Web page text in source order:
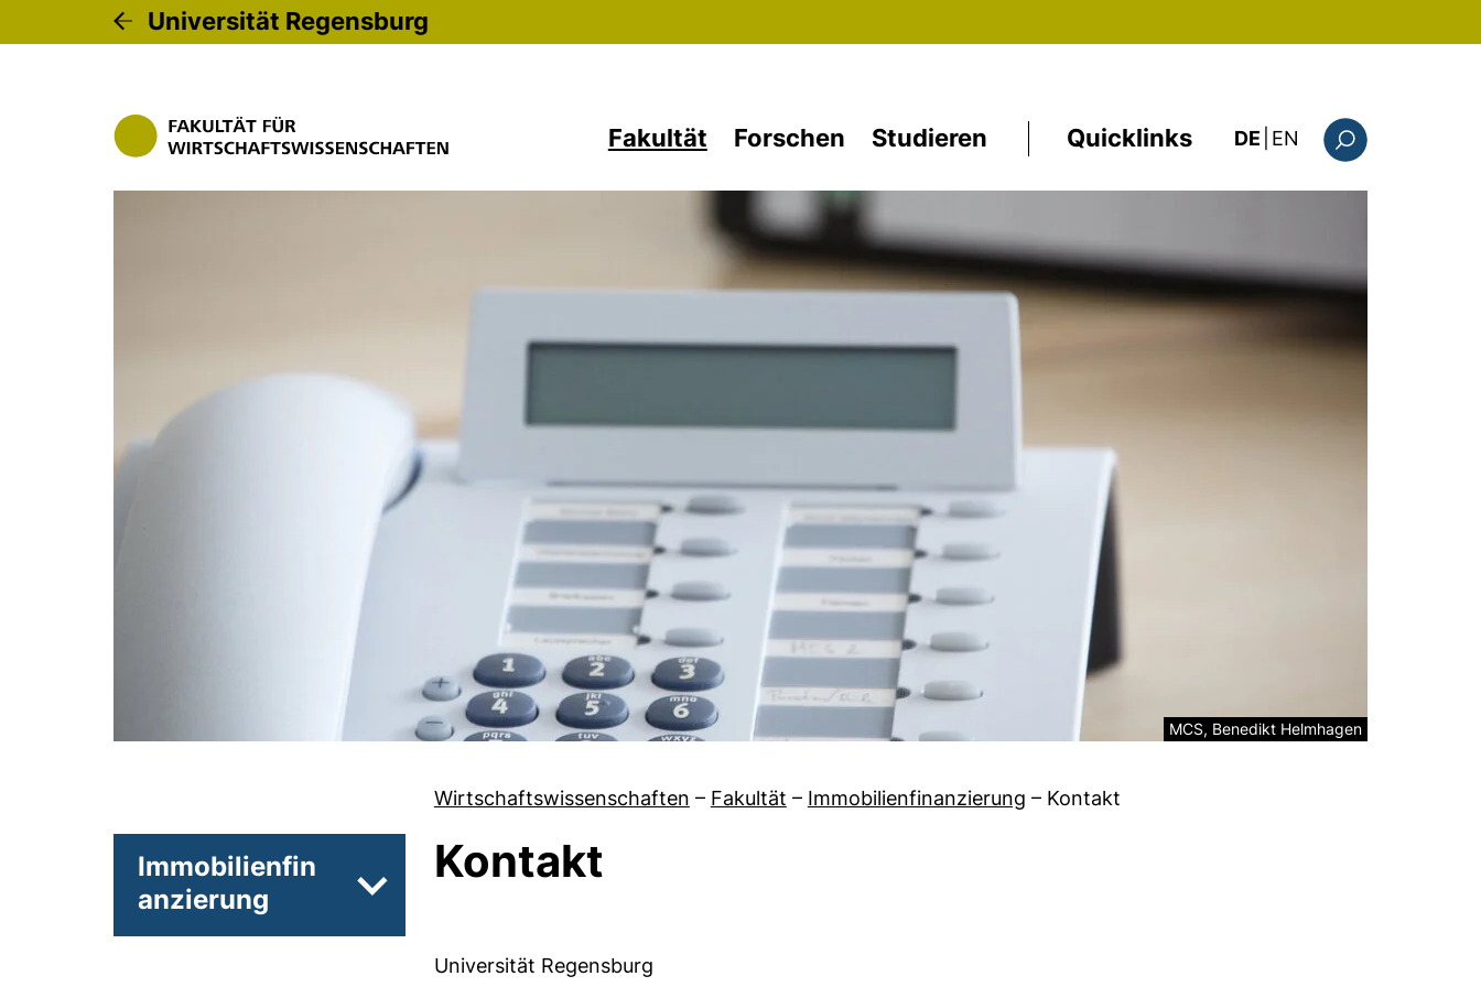
Universität Regensburg
Fakultät Forschen Studieren Quicklinks DE EN : this page in
Rechtliche Information zum dekorativen
MCS, Benedikt Helmhagen
Wirtschaftswissenschaften – Fakultät – Immobilienfinanzierung – Kontakt
Immobilienfin
anzierung
Unterseiten von Team
Kontakt
Universität Regensburg